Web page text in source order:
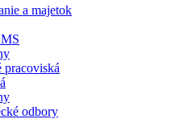
a majetok
pracoviská
odbory